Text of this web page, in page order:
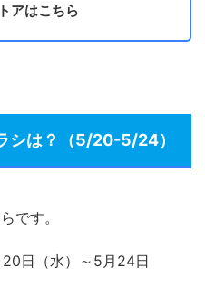
アはこちら
シは？（5/20-5/24）
です。
日（水）～5月24日